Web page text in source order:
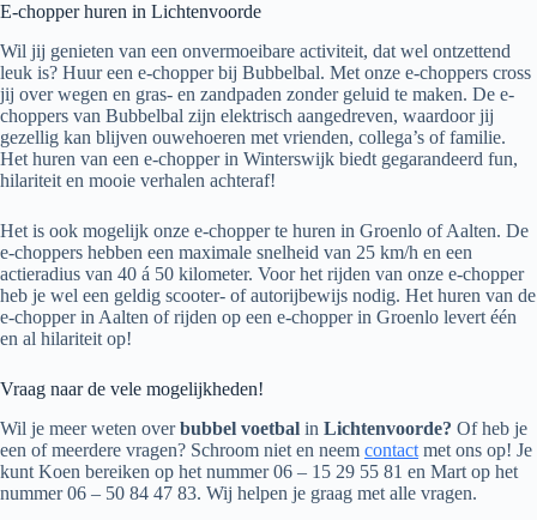
E-chopper huren in Lichtenvoorde
Wil jij genieten van een onvermoeibare activiteit, dat wel ontzettend
leuk is? Huur een e-chopper bij Bubbelbal. Met onze e-choppers cross
jij over wegen en gras- en zandpaden zonder geluid te maken. De e-
choppers van Bubbelbal zijn elektrisch aangedreven, waardoor jij
gezellig kan blijven ouwehoeren met vrienden, collega’s of familie.
Het huren van een e-chopper in Winterswijk biedt gegarandeerd fun,
hilariteit en mooie verhalen achteraf!
Het is ook mogelijk onze e-chopper te huren in Groenlo of Aalten. De
e-choppers hebben een maximale snelheid van 25 km/h en een
actieradius van 40 á 50 kilometer. Voor het rijden van onze e-chopper
heb je wel een geldig scooter- of autorijbewijs nodig. Het huren van de
e-chopper in Aalten of rijden op een e-chopper in Groenlo levert één
en al hilariteit op!
Vraag naar de vele mogelijkheden!
Wil je meer weten overbubbel voetbal in Lichtenvoorde? Of heb je
een of meerdere vragen? Schroom niet en neem contact met ons op! Je
kunt Koen bereiken op het nummer 06 – 15 29 55 81 en Mart op het
nummer 06 – 50 84 47 83. Wij helpen je graag met alle vragen.